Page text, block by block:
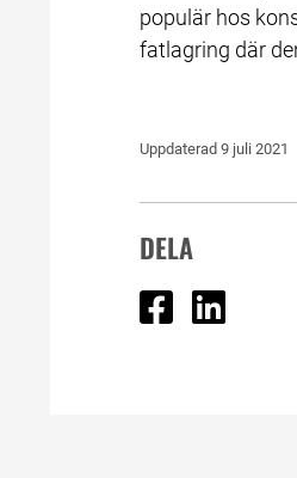
populär hos
fatlagring där
Uppdaterad 9 juli 2021
DELA
Dela